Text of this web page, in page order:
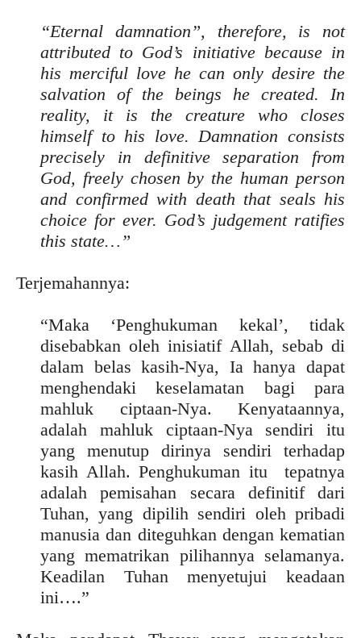
“Eternal damnation”, therefore, is not
attributed to God’s initiative because in
his merciful love he can only desire the
salvation of the beings he created. In
reality, it is the creature who closes
himself to his love. Damnation consists
precisely in definitive separation from
God, freely chosen by the human person
and confirmed with death that seals his
choice for ever. God’s judgement ratifies
this state…”
Terjemahannya:
“Maka ‘Penghukuman kekal’, tidak
disebabkan oleh inisiatif Allah, sebab di
dalam belas kasih-Nya, Ia hanya dapat
menghendaki keselamatan bagi para
mahluk ciptaan-Nya. Kenyataannya,
adalah mahluk ciptaan-Nya sendiri itu
yang menutup dirinya sendiri terhadap
kasih Allah. Penghukuman itu tepatnya
adalah pemisahan secara definitif dari
Tuhan, yang dipilih sendiri oleh pribadi
manusia dan diteguhkan dengan kematian
yang mematrikan pilihannya selamanya.
Keadilan Tuhan menyetujui keadaan
ini….”